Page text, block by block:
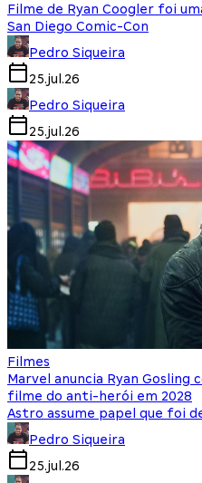
Filme de Ryan Coogler foi
San Diego Comic-Con
Pedro Siqueira
25.jul.26
Pedro Siqueira
25.jul.26
Filmes
Marvel anuncia Ryan Gosling
filme do anti-herói em 2028
Astro assume papel que foi
Pedro Siqueira
25.jul.26